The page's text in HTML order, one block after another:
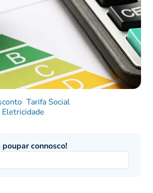
Tarifa Social
Eletricidade
connosco!